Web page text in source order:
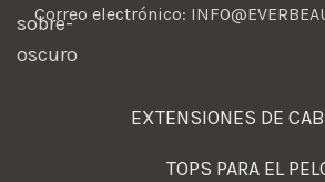
Correo electrónico:
EXTENSIONES DE
TOPS PARA EL